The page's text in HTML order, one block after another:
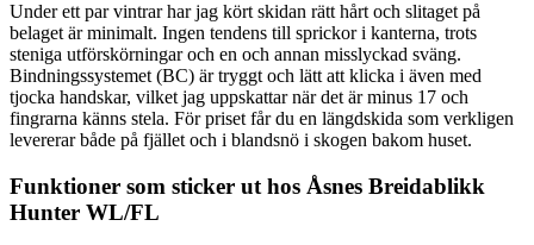
Under ett par vintrar har jag kört skidan rätt hårt och slitaget på
belaget är minimalt. Ingen tendens till sprickor i kanterna, trots
steniga utförskörningar och en och annan misslyckad sväng.
Bindningssystemet (BC) är tryggt och lätt att klicka i även med
tjocka handskar, vilket jag uppskattar när det är minus 17 och
fingrarna känns stela. För priset får du en längdskida som verkligen
levererar både på fjället och i blandsnö i skogen bakom huset.
Funktioner som sticker ut hos Åsnes Breidablikk
Hunter WL/FL